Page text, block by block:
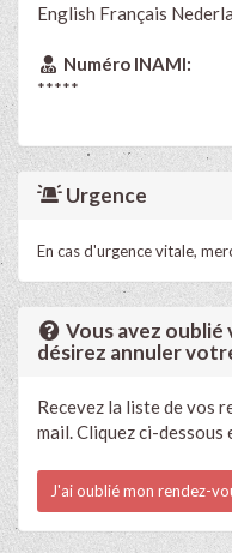
English Français
Numéro INAMI:
*****
Urgence
En cas d'urgence vitale,
Vous avez
désirez annuler
Recevez la liste de vos
mail. Cliquez ci-
J'ai oublié mon rendez-